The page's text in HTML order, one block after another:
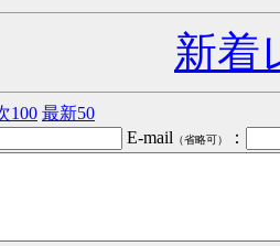
新着
100 最新50
E-mail （省略可） ：